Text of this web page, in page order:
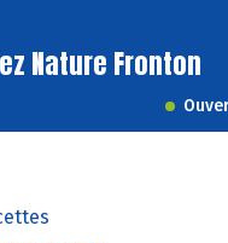
Nature Fronton